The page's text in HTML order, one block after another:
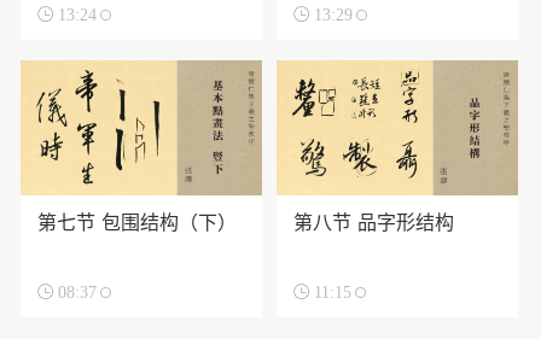
 13:24  13:29
第七节 包围结构（下）
 08:37
第八节 品字形结构
 11:15